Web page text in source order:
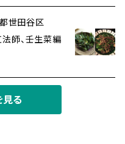
世田谷区
師、壬生菜編
見る